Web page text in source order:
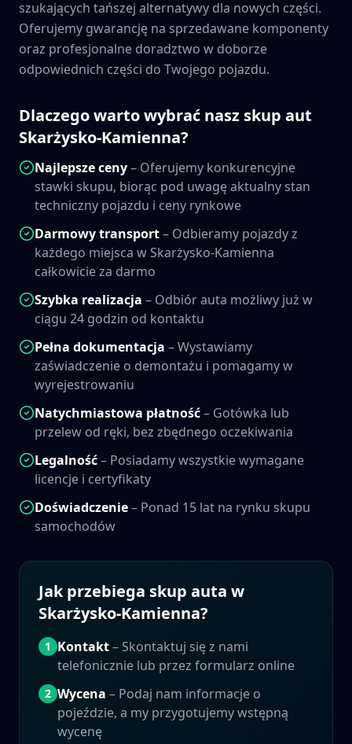
szukających tańszej alternatywy dla nowych części.
Oferujemy gwarancję na sprzedawane komponenty
oraz profesjonalne doradztwo w doborze
odpowiednich części do Twojego pojazdu.
Dlaczego warto wybrać nasz skup aut
Skarżysko-Kamienna?
Najlepsze ceny– Oferujemy konkurencyjne
stawki skupu, biorąc pod uwagę aktualny stan
techniczny pojazdu i ceny rynkowe
Darmowy transport– Odbieramy pojazdy z
każdego miejsca wSkarżysko-Kamienna
całkowicie za darmo
Szybka realizacja – Odbiór auta możliwy już w
ciągu 24 godzin od kontaktu
Pełna dokumentacja – Wystawiamy
zaświadczenie o demontażu i pomagamy w
wyrejestrowaniu
Natychmiastowa płatność– Gotówka lub
przelew od ręki, bez zbędnego oczekiwania
Legalność– Posiadamy wszystkie wymagane
licencje i certyfikaty
Doświadczenie– Ponad 15 lat na rynku skupu
samochodów
Jak przebiega skup auta w
Skarżysko-Kamienna?
1 Kontakt– Skontaktuj się z nami
telefonicznie lub przez formularz online
2 Wycena – Podaj nam informacje o
pojeździe, a my przygotujemy wstępną
wycenę